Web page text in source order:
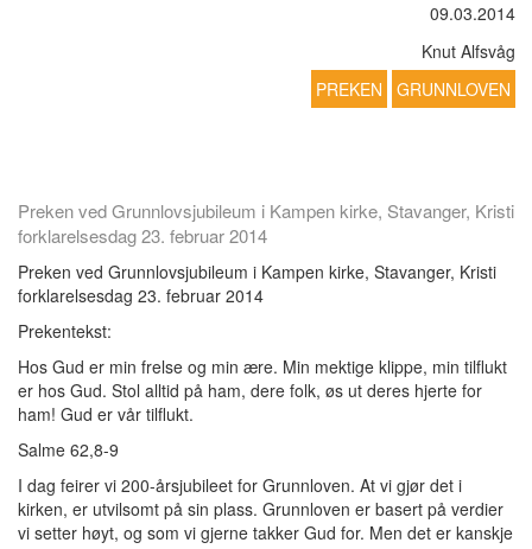
09.03.2014
Knut Alfsvåg
PREKEN
GRUNNLOVEN
Preken ved Grunnlovsjubileum i Kampen kirke, Stavanger, Kristi
forklarelsesdag 23. februar 2014
Preken ved Grunnlovsjubileum i Kampen kirke, Stavanger, Kristi
forklarelsesdag 23. februar 2014
Prekentekst:
Hos Gud er min frelse og min ære. Min mektige klippe, min tilflukt
er hos Gud. Stol alltid på ham, dere folk, øs ut deres hjerte for
ham! Gud er vår tilflukt.
Salme 62,8-9
I dag feirer vi 200-årsjubileet for Grunnloven. At vi gjør det i
kirken, er utvilsomt på sin plass. Grunnloven er basert på verdier
vi setter høyt, og som vi gjerne takker Gud for. Men det er kanskje